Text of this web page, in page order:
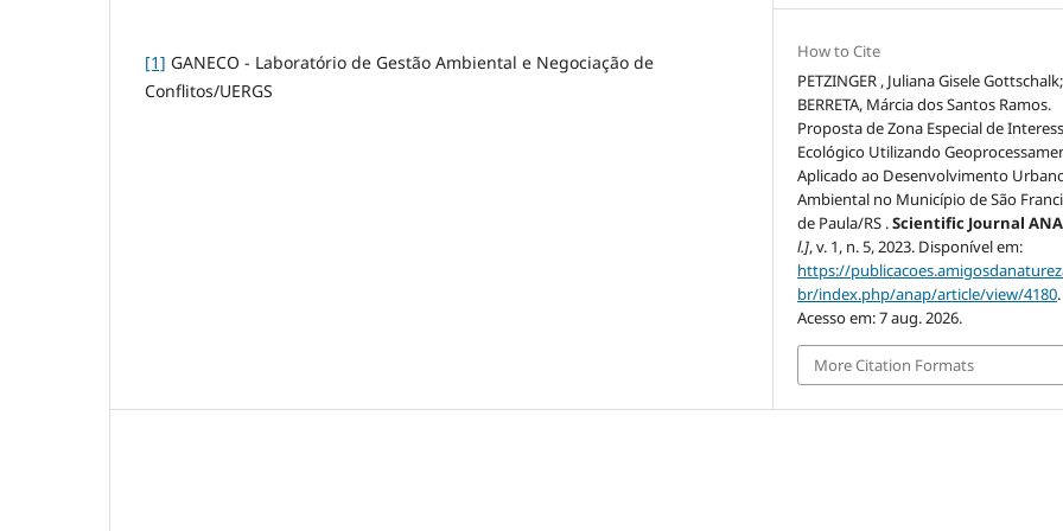
[1] GANECO - Laboratório de Gestão Ambiental e Negociação de
Conflitos/UERGS
How to Cite
PETZINGER , Juliana Gisele Gottschalk;
BERRETA, Márcia dos Santos Ramos.
Proposta de Zona Especial de
Ecológico Utilizando
Aplicado ao Desenvolvimento
Ambiental no Município de São
de Paula/RS .Scientific Journal
l.], v. 1, n. 5, 2023. Disponível em:
https://
br/index.php/anap/article/view/4180.
Acesso em: 7 aug. 2026.
More Citation Formats